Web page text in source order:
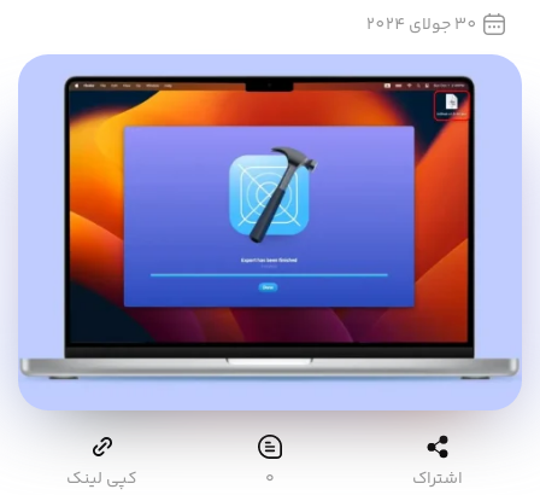
30 جولای 2024
اشتراک ۰ کپی لینک